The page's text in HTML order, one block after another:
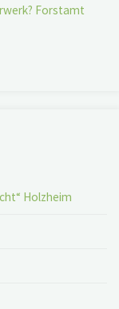
Forstamt
Holzheim